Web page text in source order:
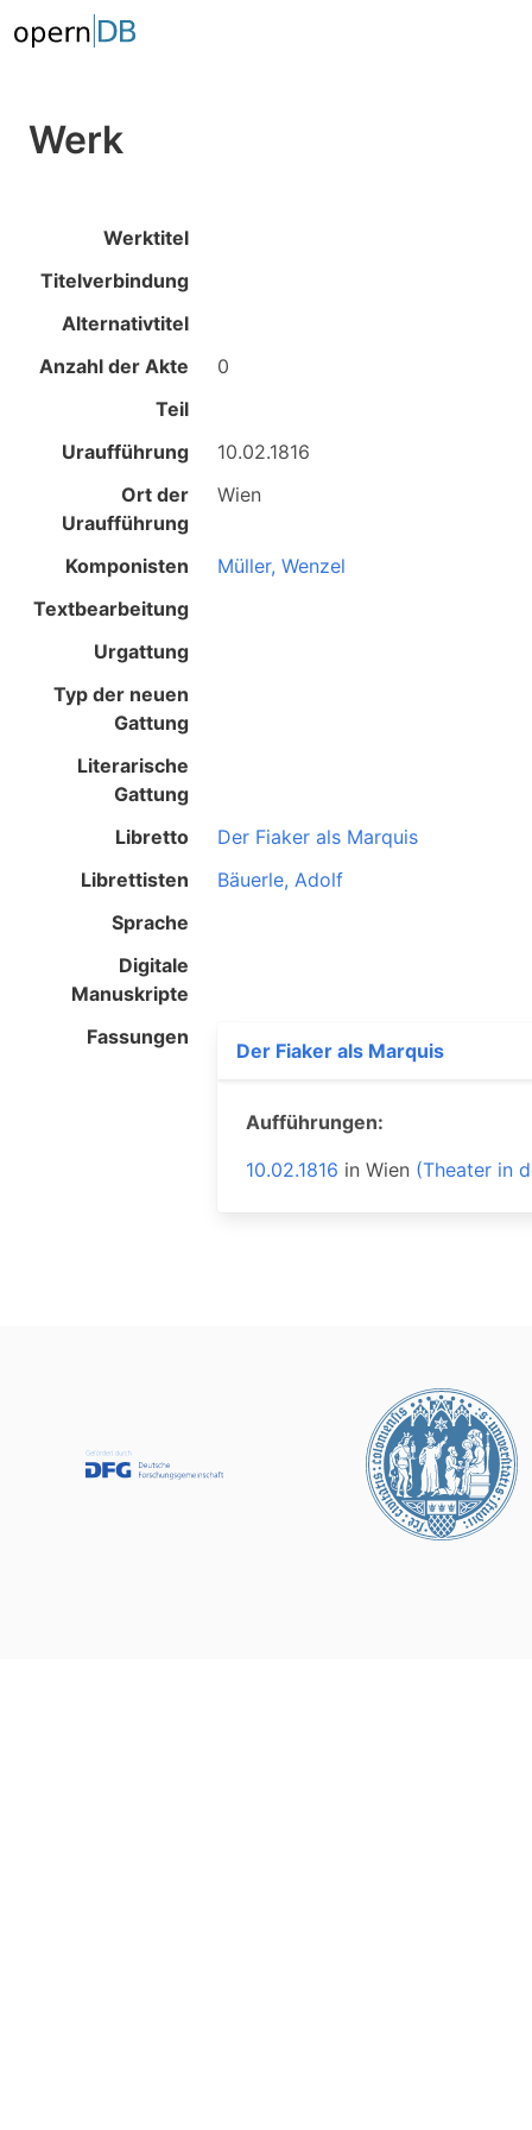
Werk
Werktitel
Titelverbindung
Alternativtitel
Anzahl der Akte
0
Teil
Uraufführung
10.02.1816
Ort der
Uraufführung
Wien
Komponisten
Müller, Wenzel
Textbearbeitung
Urgattung
Typ der neuen
Gattung
Literarische
Gattung
Libretto
Der Fiaker als Marquis
Librettisten
Bäuerle, Adolf
Sprache
Digitale
Manuskripte
Fassungen
Der Fiaker als Marquis
Aufführungen:
10.02.1816 inWien (Theater in